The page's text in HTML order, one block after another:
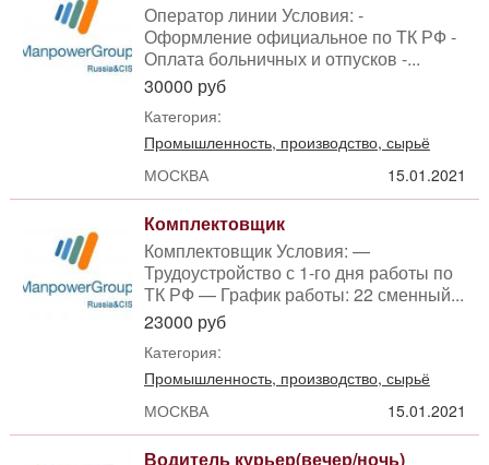
Оператор линии Условия: -
Оформление официальное по ТК РФ -
Оплата больничных и отпусков -...
30000 руб
Категория:
Промышленность, производство, сырьё
МОСКВА
15.01.2021
Комплектовщик
Комплектовщик Условия: —
Трудоустройство с 1-го дня работы по
ТК РФ — График работы: 22 сменный...
23000 руб
Категория:
Промышленность, производство, сырьё
МОСКВА
15.01.2021
Водитель курьер(вечер/ночь)